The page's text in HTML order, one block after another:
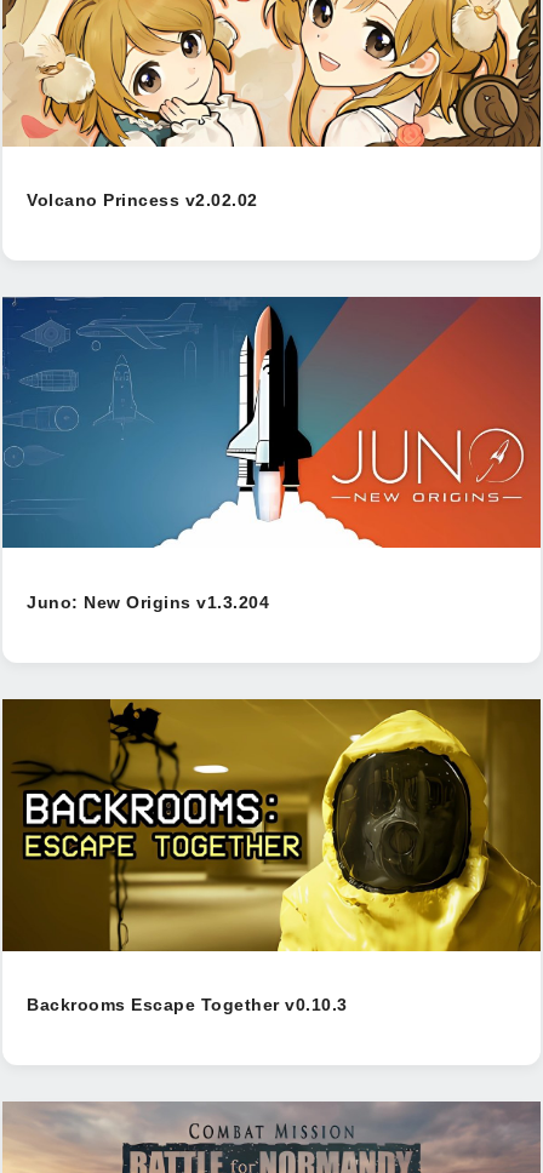
Volcano Princess v2.02.02
Juno: New Origins v1.3.204
Backrooms Escape Together v0.10.3